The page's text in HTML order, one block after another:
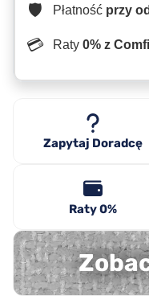
🛡️ Płatność przy
💳 Raty 0% z
Zapytaj Doradcę
Raty 0%